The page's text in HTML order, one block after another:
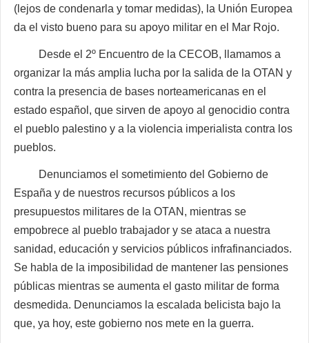
(lejos de condenarla y tomar medidas), la Unión Europea
da el visto bueno para su apoyo militar en el Mar Rojo.
Desde el 2º Encuentro de la CECOB, llamamos a
organizar la más amplia lucha por la salida de la OTAN y
contra la presencia de bases norteamericanas en el
estado español, que sirven de apoyo al genocidio contra
el pueblo palestino y a la violencia imperialista contra los
pueblos.
Denunciamos el sometimiento del Gobierno de
España y de nuestros recursos públicos a los
presupuestos militares de la OTAN, mientras se
empobrece al pueblo trabajador y se ataca a nuestra
sanidad, educación y servicios públicos infrafinanciados.
Se habla de la imposibilidad de mantener las pensiones
públicas mientras se aumenta el gasto militar de forma
desmedida. Denunciamos la escalada belicista bajo la
que, ya hoy, este gobierno nos mete en la guerra.